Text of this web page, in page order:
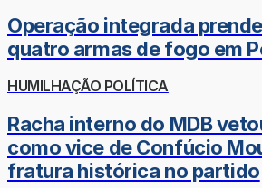
Operação integrada
quatro armas de fogo em
HUMILHAÇÃO POLÍTICA
Racha interno do MDB
como vice de Confúcio
fratura histórica no partido